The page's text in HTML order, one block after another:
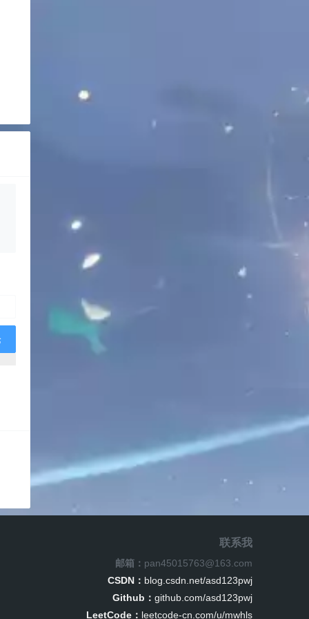
联系我
邮箱： pan45015763@163.com
CSDN： blog.csdn.net/asd123pwj
Github： github.com/asd123pwj
LeetCode： leetcode-cn.com/u/mwhls